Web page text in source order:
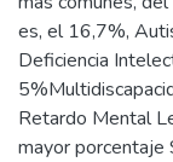
es, el 16,7%,
Deficiencia
Retardo Mental
mayor porcentaje